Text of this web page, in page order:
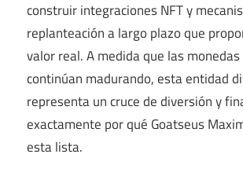
construir integraciones NFT y
replanteación a largo plazo que
valor real. A medida que las
continúan madurando, esta entidad
representa un cruce de diversión y
exactamente por qué Goatseus
esta lista.